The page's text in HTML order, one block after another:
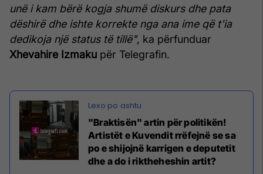
unë i kam bërë kogja shumë diskurs dhe pata
dëshirë dhe ishte korrekte nga ana ime që t'ia
dedikoja një status të tillë", ka përfunduar
Xhevahire Izmaku për Telegrafin.
"Braktisën" artin për politikën!
Artistët e Kuvendit rrëfejnë se sa
po e shijojnë karrigen e deputetit
dhe a do i riktheheshin artit?